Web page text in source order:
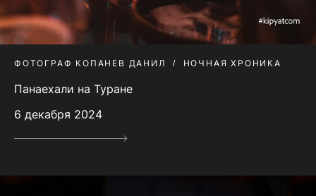
ФОТОГРАФ КОПАНЕВ ДАНИЛ НОЧНАЯ ХРОНИКА
Панаехали на Туране
6 декабря 2024